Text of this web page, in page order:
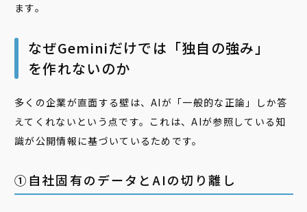
ます。
なぜGeminiだけでは「独自の強み」
を作れないのか
多くの企業が直面する壁は、AIが「一般的な正論」しか答
えてくれないという点です。これは、AIが参照している知
識が公開情報に基づいているためです。
①自社固有のデータとAIの切り離し